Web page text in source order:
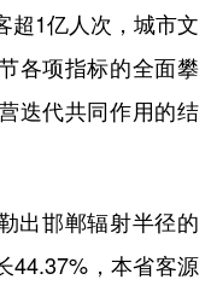
海 江苏
超1亿人次，城市文
各项指标的全面攀
迭代共同作用的结
邯郸辐射半径的
44.37%，本省客源